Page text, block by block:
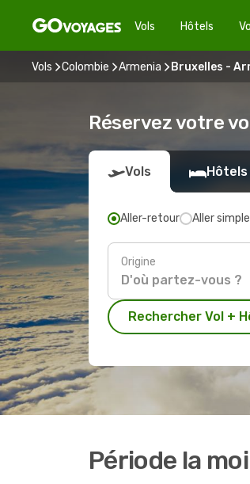
Vols Hôtels
Vols Colombie Armenia Bruxelles -
Réservez votre
Vols Hôtels
Aller-retour Aller simple
Origine
Rechercher Vol +
Période la